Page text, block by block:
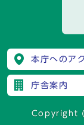
本庁へのア
庁舎案内
Copyright